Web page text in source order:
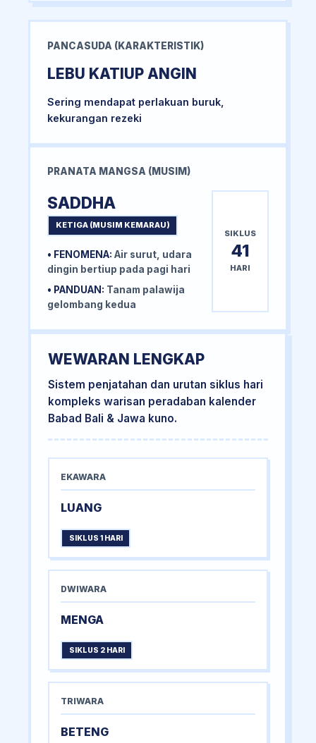
PANCASUDA (KARAKTERISTIK)
LEBU KATIUP ANGIN
Sering mendapat perlakuan buruk,
kekurangan rezeki
PRANATA MANGSA (MUSIM)
SADDHA
KETIGA (MUSIM KEMARAU)
• FENOMENA: Air surut, udara
dingin bertiup pada pagi hari
• PANDUAN: Tanam palawija
gelombang kedua
SIKLUS
41
HARI
WEWARAN LENGKAP
Sistem penjatahan dan urutan siklus hari
kompleks warisan peradaban kalender
Babad Bali & Jawa kuno.
EKAWARA
LUANG
SIKLUS 1 HARI
DWIWARA
MENGA
SIKLUS 2 HARI
TRIWARA
BETENG